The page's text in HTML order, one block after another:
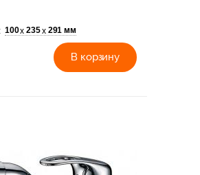
100х 235х 291 мм
В корзину